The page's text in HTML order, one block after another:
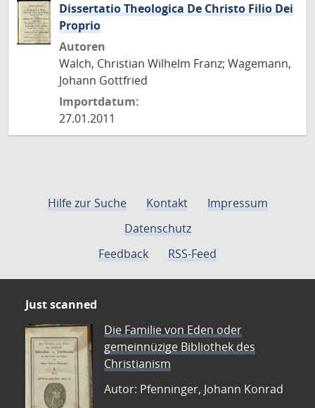
Dissertatio Theologica De Christo Filio Dei
Proprio
Autoren
Walch, Christian Wilhelm Franz; Wagemann,
Johann Gottfried
Importdatum:
27.01.2011
Hilfe zur Suche Kontakt
Impressum
Datenschutz
Feedback
RSS-Feed
Just scanned
Die Familie von Eden oder
gemeinnüzige Bibliothek des
Christianism
Autor: Pfenninger, Johann Konrad